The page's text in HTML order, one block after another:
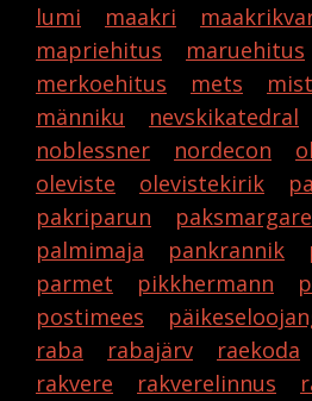
lumi
maakri
mapriehitus
maruehitus
merkoehitus
mets mist
männiku
nevskikatedral
noblessner
nordecon
oleviste
olevistekirik
pakriparun
palmimaja
pankrannik
parmet
pikkhermann
postimees
raba
rabajärv raekoda
rakvere
rakverelinnus